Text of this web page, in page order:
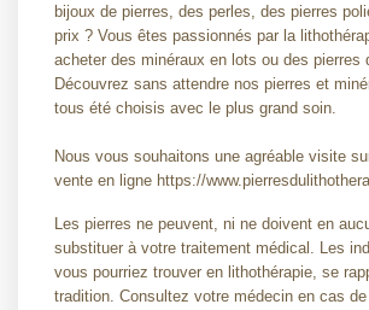
bijoux de pierres, des perles, des pierres
prix ? Vous êtes passionnés par la
acheter des minéraux en lots ou des pierres
Découvrez sans attendre nos pierres et
tous été choisis avec le plus grand soin.
Nous vous souhaitons une agréable visite
vente en ligne https://
Les pierres ne peuvent, ni ne doivent en
substituer à votre traitement médical. Les
vous pourriez trouver en lithothérapie, se
tradition. Consultez votre médecin en cas